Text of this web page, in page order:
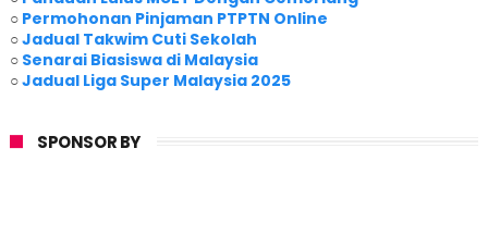
○ Permohonan Pinjaman PTPTN Online
○Jadual Takwim Cuti Sekolah
○ Senarai Biasiswa di Malaysia
○Jadual Liga Super Malaysia 2025
SPONSOR BY